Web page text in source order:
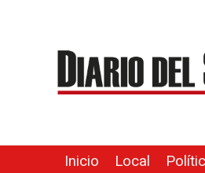
contenido
Inicio Local